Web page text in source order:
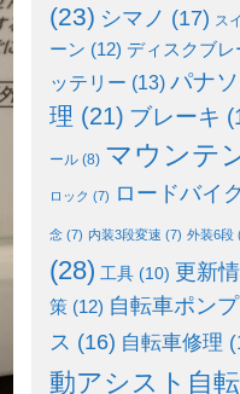
(23) シマノ (17) ス
ーン (12) ディスクブレ
ッテリー (13) パナ
理 (21) ブレーキ
ール (8) マウンテ
ロック (7) ロードバイク
念 (7) 内装3段変速 (7) 外装6段
(28) 工具 (10) 更新
策 (12) 自転車ポンプ
ス (16) 自転車修理
動アシスト自